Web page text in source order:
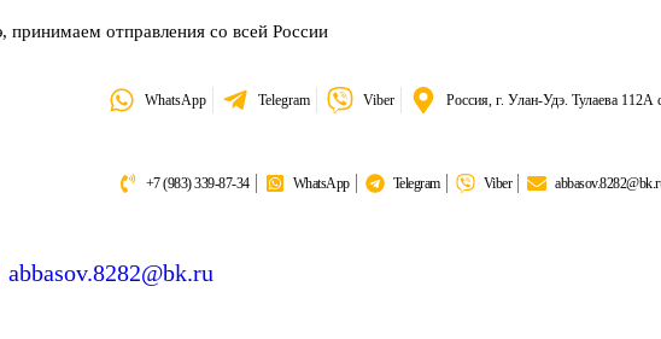
принимаем отправления со всей России
WhatsApp Telegram Viber Россия, г. Улан-Удэ. Тулаева 112А
+7 (983) 339-87-34 WhatsApp Telegram Viber
abbasov.8282@bk.ru